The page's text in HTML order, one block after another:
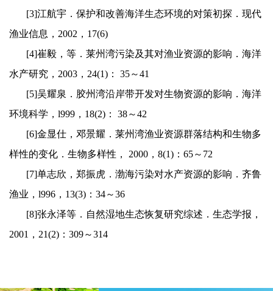
[3]江航宇．保护和改善海洋生态环境的对策初探．现代
渔业信息， 2002 ， 17(6)
[4]崔毅，等．莱州湾污染及其对渔业资源的影响．海洋
水产研究， 2003 ， 24(1) ： 35～41
[5]吴耀泉．胶州湾沿岸带开发对生物资源的影响．海洋
环境科学， l999 ， 18(2) ： 38～42
[6]金显仕，邓景耀．莱州湾渔业资源群落结构和生物多
样性的变化．生物多样性，
2000 ， 8(1) ： 65～ 72
[7]单志欣，郑振虎．渤海污染对水产资源的影响．齐鲁
渔业， l996 ， 13(3) ： 34～36
[8]张永泽等．自然湿地生态恢复研究综述．生态学报，
2001 ， 21(2) ： 309～314